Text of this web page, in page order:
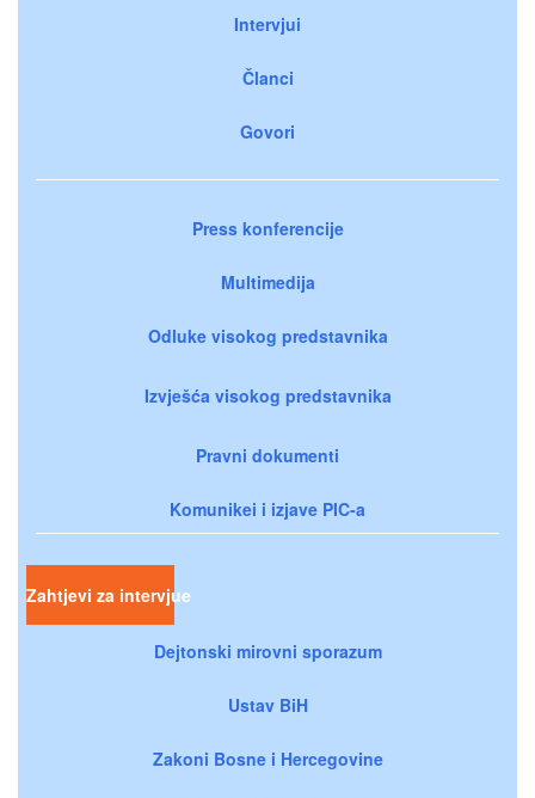
Intervjui
Članci
Govori
Press konferencije
Multimedija
Odluke visokog predstavnika
Izvješća visokog predstavnika
Pravni dokumenti
Komunikei i izjave PIC-a
Zahtjevi za intervjue
Dejtonski mirovni sporazum
Ustav BiH
Zakoni Bosne i Hercegovine